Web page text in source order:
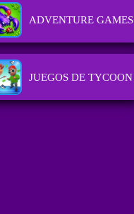
ADVENTURE GAMES
JUEGOS DE TYCOON